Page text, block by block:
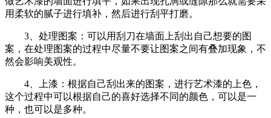
用柔软的腻子进行填补，然后进行刮平打磨。
3、处理图案：可以用刮刀在墙面上刮出自己想要的图
案，在处理图案的过程中尽量不要让图案之间有叠加现象，不
然会影响美观性。
4、上漆：根据自己刮出来的图案，进行艺术漆的上色，
这个过程中可以根据自己的喜好选择不同的颜色，可以是一
种，也可以是多种。